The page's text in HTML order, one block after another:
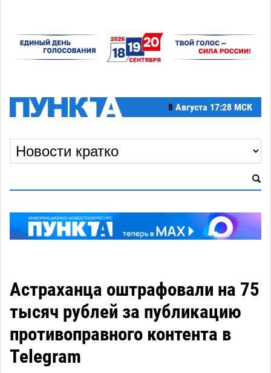
8 Августа 17:28 МСК
Астраханца оштрафовали на 75
тысяч рублей за публикацию
противоправного контента в
Telegram